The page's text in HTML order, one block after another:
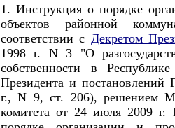
1. Инструкция о порядке
объектов районной
соответствии с Декретом
1998 г. N 3 "О
собственности в
Президента и постановлений
г., N 9, ст. 206), решением
комитета от 24 июля 2009